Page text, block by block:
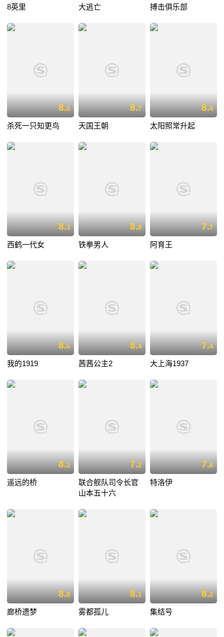
8英里 大逃亡 搏击俱乐部
8.6
杀死一只知更鸟
8.7
天国王朝
8.4
太阳照常升起
8.3
西鹤一代女
8.8
铁拳男人
7.7
阿育王
8.6
我的1919
8.4
茜茜公主2
7.4
大上海1937
8.2
遥远的桥
7.2
联合舰队司令长官
山本五十六
7.6
特洛伊
8.8
廊桥遗梦
8.1
雾都孤儿
8.2
集结号